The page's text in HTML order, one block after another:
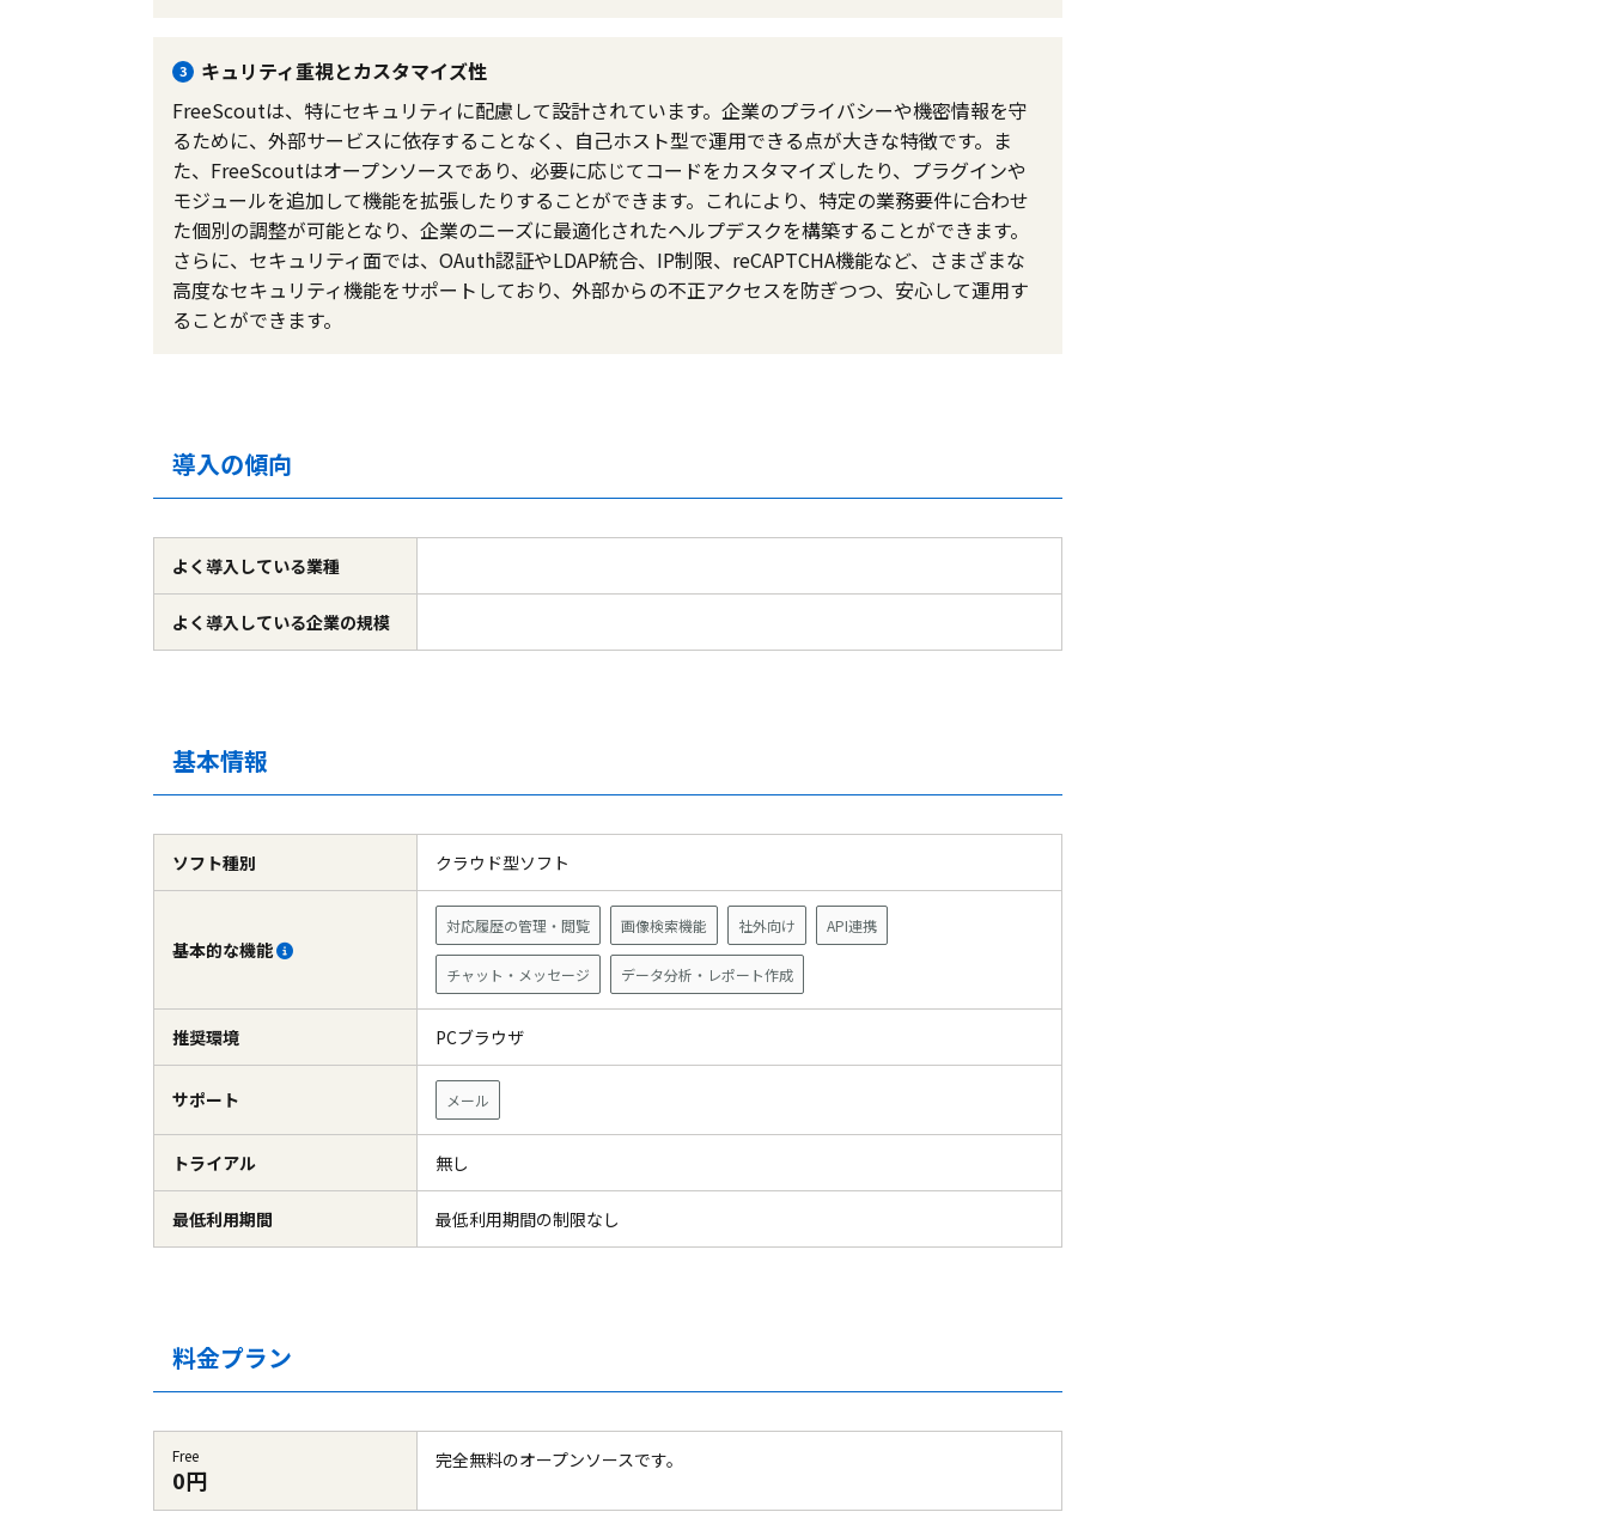
3
キュリティ重視とカスタマイズ性
FreeScoutは、特にセキュリティに配慮して設計されています。企業のプライバシーや機密情報を守
るために、外部サービスに依存することなく、自己ホスト型で運用できる点が大きな特徴です。ま
た、FreeScoutはオープンソースであり、必要に応じてコードをカスタマイズしたり、プラグインや
モジュールを追加して機能を拡張したりすることができます。これにより、特定の業務要件に合わせ
た個別の調整が可能となり、企業のニーズに最適化されたヘルプデスクを構築することができます。
さらに、セキュリティ面では、OAuth認証やLDAP統合、IP制限、reCAPTCHA機能など、さまざまな
高度なセキュリティ機能をサポートしており、外部からの不正アクセスを防ぎつつ、安心して運用す
ることができます。
導入の傾向
よく導入している業種
よく導入している企業の規模
基本情報
ソフト種別 クラウド型ソフト
基本的な機能
対応履歴の管理・閲覧 画像検索機能 社外向け API連携
チャット・メッセージ データ分析・レポート作成
推奨環境 PCブラウザ
サポート メール
トライアル 無し
最低利用期間 最低利用期間の制限なし
料金プラン
Free
0円
完全無料のオープンソースです。